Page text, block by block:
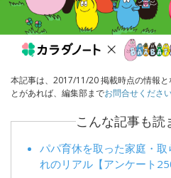
本記事は、2017/11/20 掲載時点の情報
とがあれば、編集部までお問合せください
こんな記事も読
パパ育休を取った家庭・
れのリアル【アンケート